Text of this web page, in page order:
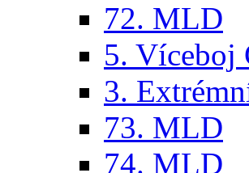
72. MLD
5. Víceboj
3.
73. MLD
74. MLD